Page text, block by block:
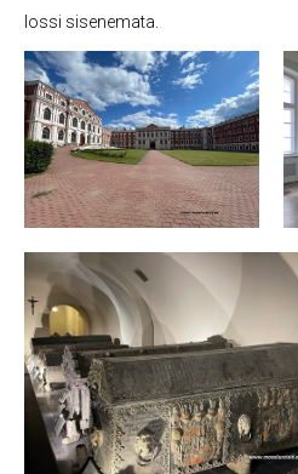
lossi sisenemata.